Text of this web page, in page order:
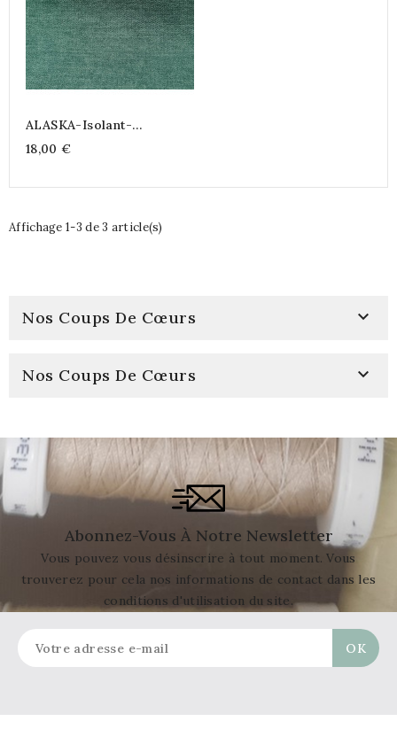
ALASKA-Isolant-
Obscurcissant-Déperlant-
Thermique
18,00 €
Affichage 1-3 de 3 article(s)
Nos Coups De Cœurs 
Nos Coups De Cœurs 
Abonnez-Vous À Notre Newsletter
Vous pouvez vous désinscrire à tout moment. Vous
trouverez pour cela nos informations de contact dans les
conditions d'utilisation du site.